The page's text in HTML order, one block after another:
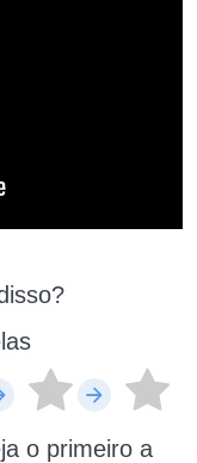
o primeiro a